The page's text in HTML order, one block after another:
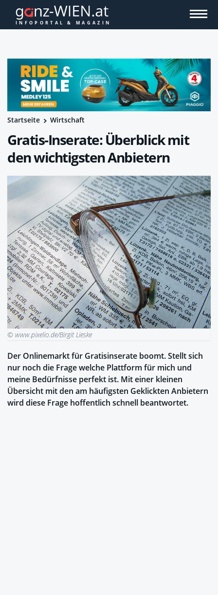
Startseite Wirtschaft
Gratis-Inserate: Überblick mit
den wichtigsten Anbietern
© www.pixelio.de/Birgit Lieske
Der Onlinemarkt für Gratisinserate boomt. Stellt sich
nur noch die Frage welche Plattform für mich und
meine Bedürfnisse perfekt ist. Mit einer kleinen
Übersicht mit den am häufigsten Geklickten Anbietern
wird diese Frage hoffentlich schnell beantwortet.